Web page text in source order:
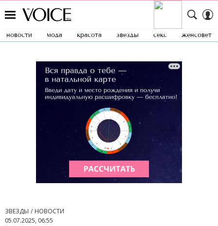
новости мода красота звезды секс женсовет
ЗВЕЗДЫ
НОВОСТИ
05.07.2025, 06:55